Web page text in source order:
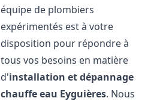
équipe de plombiers
expérimentés est à votre
disposition pour répondre à
tous vos besoins en matière
d'installation et dépannage
chauffe eau Eyguières. Nous